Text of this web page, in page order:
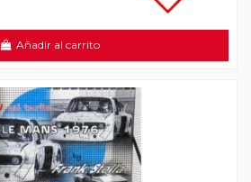
Añadir al carrito